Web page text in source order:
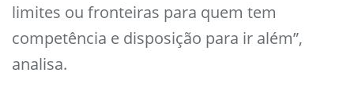
limites ou fronteiras para quem tem
competência e disposição para ir além”,
analisa.